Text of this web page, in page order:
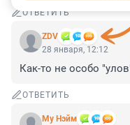
ОТВЕТИТЬ
ZDV
28 января, 12:12
Как-то не особо
ОТВЕТИТЬ
Му Нэйм